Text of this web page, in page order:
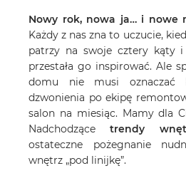
Nowy rok, nowa ja… i nowe
Każdy z nas zna to uczucie,
patrzy na swoje cztery kąty i
przestała go inspirować. Ale
domu nie musi oznaczać
dzwonienia po ekipę
salon na miesiąc. Mamy dla
Nadchodzącetrendy
ostateczne pożegnanie
wnętrz „pod linijkę”.